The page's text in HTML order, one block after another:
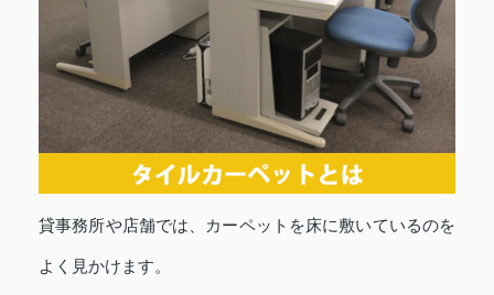
貸事務所や店舗では、カーペットを床に敷いているのを
よく見かけます。